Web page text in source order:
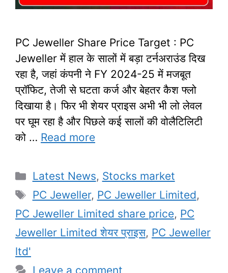
PC Jeweller Share Price Target : PC
Jeweller में हाल के सालों में बड़ा टर्नअराउंड दिख
रहा है, जहां कंपनी ने FY 2024-25 में मजबूत
प्रॉफिट, तेजी से घटता कर्ज और बेहतर कैश फ्लो
दिखाया है। फिर भी शेयर प्राइस अभी भी लो लेवल
पर घूम रहा है और पिछले कई सालों की वोलैटिलिटी
को … Read more
Categories
Latest News, Stocks market
Tags
PC Jeweller, PC Jeweller Limited,
PC Jeweller Limited share price, PC
Jeweller Limited शेयर प्राइस, PC Jeweller
ltd'
Leave a comment